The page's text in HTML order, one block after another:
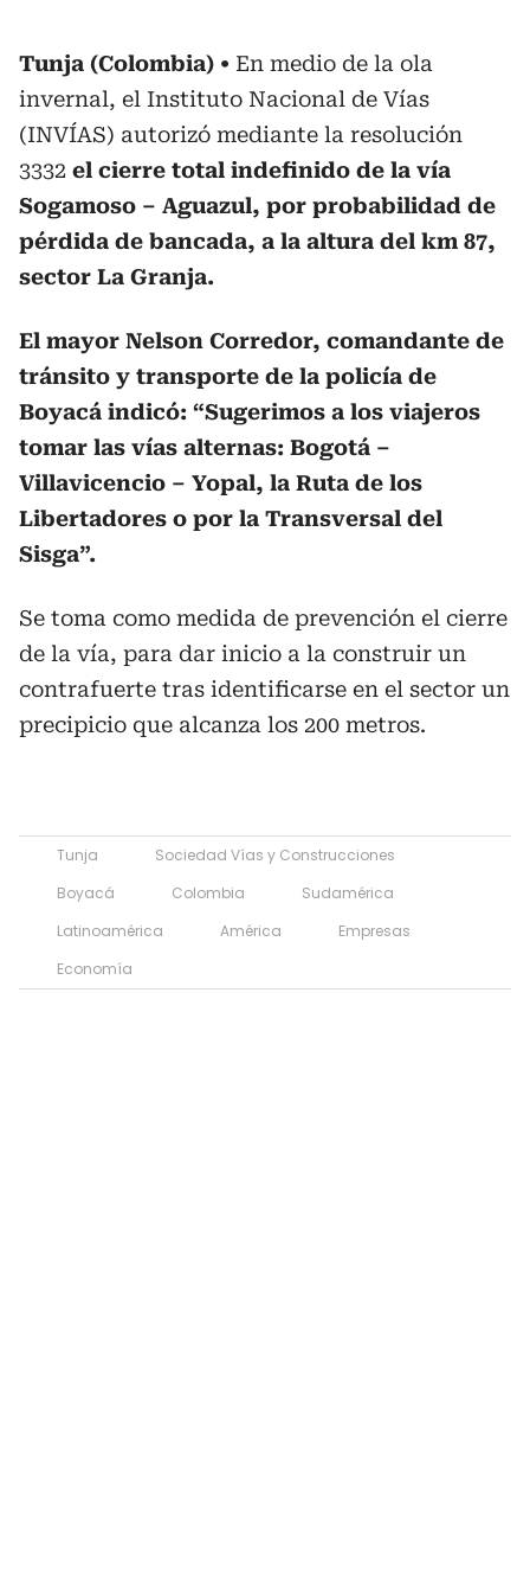
Tunja (Colombia)
En medio de la ola
invernal, el Instituto Nacional de Vías
(INVÍAS) autorizó mediante la resolución
3332 el cierre total indefinido de la vía
Sogamoso – Aguazul, por probabilidad de
pérdida de bancada, a la altura del km 87,
sector La Granja.
El mayor Nelson Corredor, comandante de
tránsito y transporte de la policía de
Boyacá indicó: “Sugerimos a los viajeros
tomar las vías alternas: Bogotá –
Villavicencio – Yopal, la Ruta de los
Libertadores o por la Transversal del
Sisga”.
Se toma como medida de prevención el cierre
de la vía, para dar inicio a la construir un
contrafuerte tras identificarse en el sector un
precipicio que alcanza los 200 metros.
Tunja
Sociedad Vías y Construcciones
Boyacá
Colombia
Sudamérica
Latinoamérica
América
Empresas
Economía